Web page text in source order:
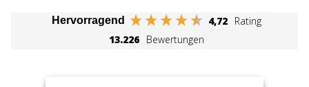
Hervorragend 4,72 Rating
13.226 Bewertungen